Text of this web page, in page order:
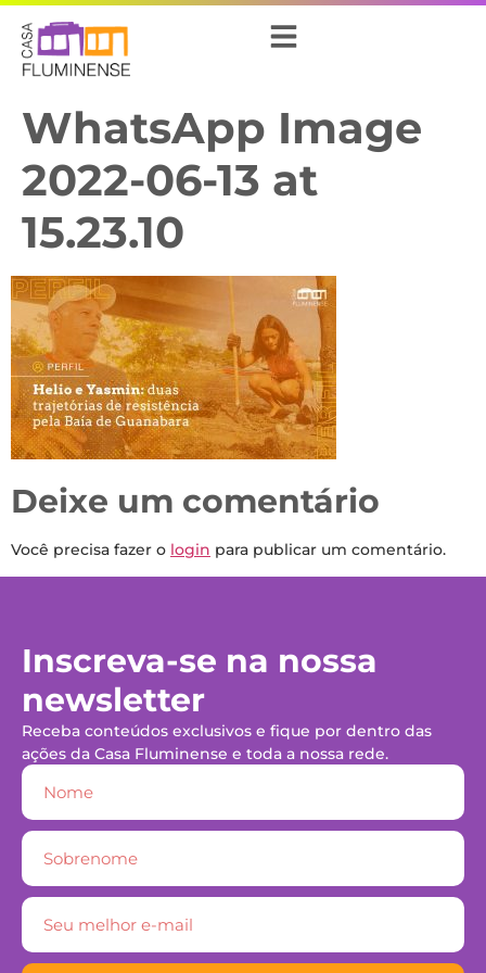
WhatsApp Image
2022-06-13 at
15.23.10
Deixe um comentário
Você precisa fazer o login para publicar um comentário.
Inscreva-se na nossa
newsletter
Receba conteúdos exclusivos e fique por dentro das
ações da Casa Fluminense e toda a nossa rede.